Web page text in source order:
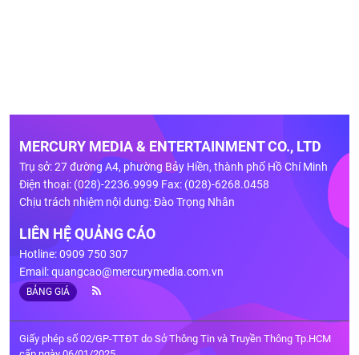
MERCURY MEDIA & ENTERTAINMENT CO., LTD
Trụ sở: 27 đường A4, phường Bảy Hiền, thành phố Hồ Chí Minh
Điện thoại: (028)-2236.9999 Fax: (028)-6268.0458
Chịu trách nhiệm nội dung: Đào Trọng Nhân
LIÊN HỆ QUẢNG CÁO
Hotline: 0909 750 307
Email:quangcao@mercurymedia.com.vn
BẢNG GIÁ
Giấy phép số 02/GP-TTĐT do Sở Thông Tin và Truyền Thông Tp.HCM